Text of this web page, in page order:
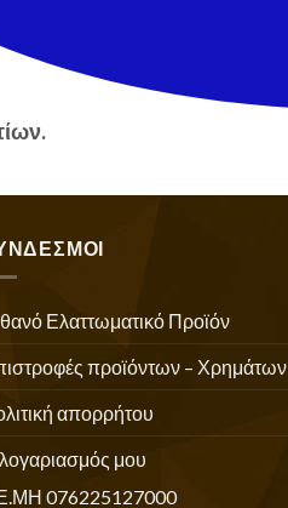
Ελαττωματικό Προϊόν
προϊόντων – Χρημάτων
απορρήτου
μου
076225127000